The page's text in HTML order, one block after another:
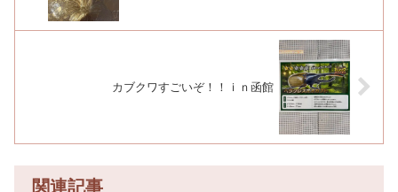
カブクワすごいぞ！！ｉｎ函館
関連記事